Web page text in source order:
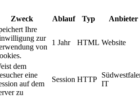
Zweck Ablauf Typ Anbieter
Ihre
zur
von
1 Jahr HTML Website
dem
eine
auf dem
zu
Session HTTP
IT